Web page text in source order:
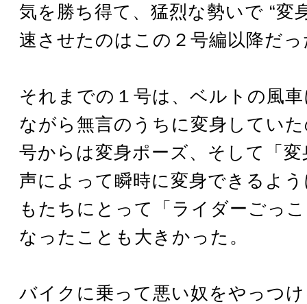
気を勝ち得て、猛烈な勢いで “変
速させたのはこの２号編以降だ
それまでの１号は、ベルトの風
ながら無言のうちに変身してい
号からは変身ポーズ、そして「
声によって瞬時に変身できるよ
もたちにとって「ライダーごっ
なったことも大きかった。
バイクに乗って悪い奴をやっつ